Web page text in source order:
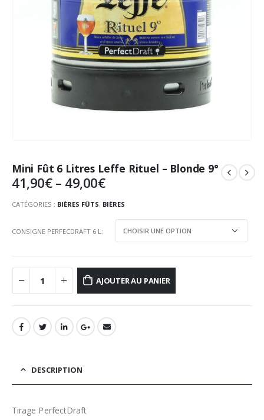
Mini Fût 6 Litres Leffe Rituel – Blonde 9°
41,90€– 49,00€
CATÉGORIES : BIÈRES FÛTS, BIÈRES
CONSIGNE PERFECDRAFT 6 L
AJOUTER AU PANIER
DESCRIPTION
Tirage PerfectDraft